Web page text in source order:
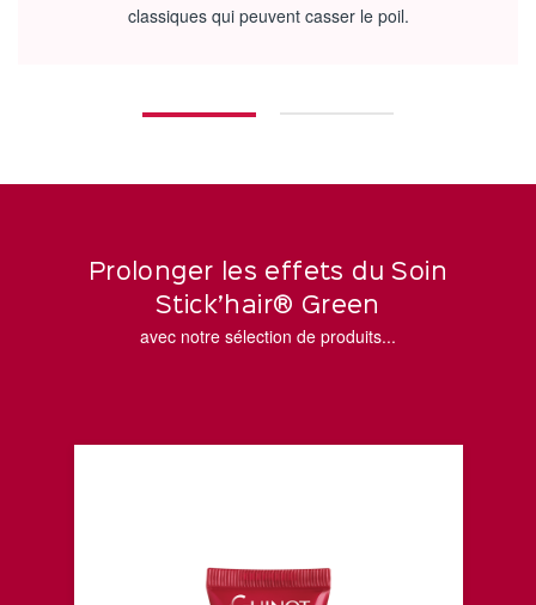
classiques qui peuvent casser le poil.
Prolonger les effets du Soin
Stick’hair® Green
avec notre sélection de produits...